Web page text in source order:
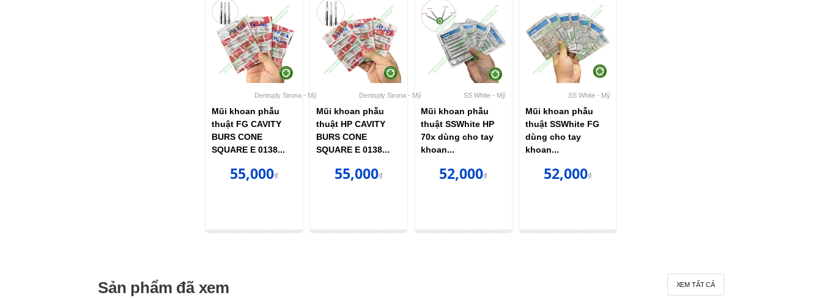
Dentsply Sirona - Mỹ
Mũi khoan phẫu
thuật FG CAVITY
BURS CONE
SQUARE E 0138...
55,000₫
Dentsply Sirona - Mỹ
Mũi khoan phẫu
thuật HP CAVITY
BURS CONE
SQUARE E 0138...
55,000₫
SS White - Mỹ
Mũi khoan phẫu
thuật SSWhite HP
70x dùng cho tay
khoan...
52,000₫
SS White - Mỹ
Mũi khoan phẫu
thuật SSWhite FG
dùng cho tay
khoan...
52,000₫
Sản phẩm đã xem XEM TẤT CẢ